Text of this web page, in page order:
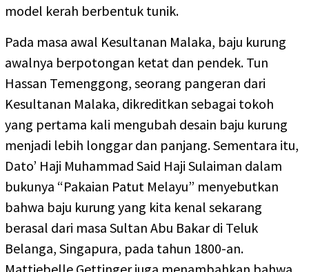
model kerah berbentuk tunik.
Pada masa awal Kesultanan Malaka, baju kurung
awalnya berpotongan ketat dan pendek. Tun
Hassan Temenggong, seorang pangeran dari
Kesultanan Malaka, dikreditkan sebagai tokoh
yang pertama kali mengubah desain baju kurung
menjadi lebih longgar dan panjang. Sementara itu,
Dato’ Haji Muhammad Said Haji Sulaiman dalam
bukunya “Pakaian Patut Melayu” menyebutkan
bahwa baju kurung yang kita kenal sekarang
berasal dari masa Sultan Abu Bakar di Teluk
Belanga, Singapura, pada tahun 1800-an.